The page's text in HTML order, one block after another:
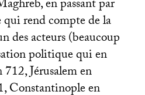
en passant par
rend compte de la
des acteurs (beaucoup
politique qui en
Jérusalem en
Constantinople en